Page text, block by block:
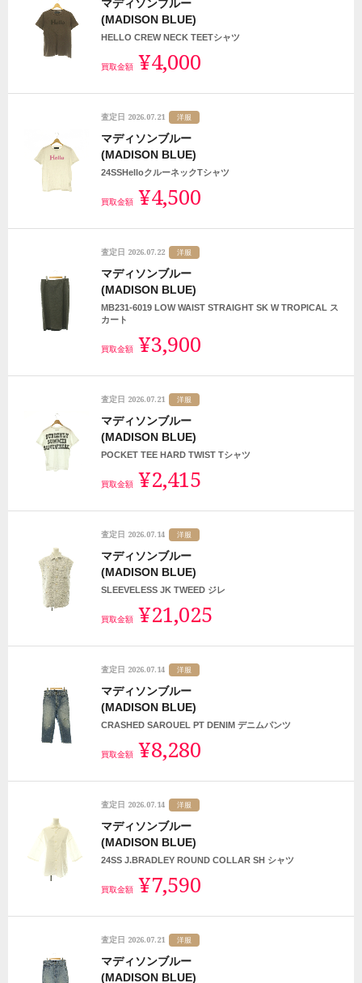
マディソンブルー
(MADISON BLUE)
HELLO CREW NECK TEETシャツ
買取金額 ¥4,000
査定日 2026.07.21 洋服
マディソンブルー
(MADISON BLUE)
24SSHelloクルーネックTシャツ
買取金額 ¥4,500
査定日 2026.07.22 洋服
マディソンブルー
(MADISON BLUE)
MB231-6019 LOW WAIST STRAIGHT SK W TROPICAL ス
カート
買取金額 ¥3,900
査定日 2026.07.21 洋服
マディソンブルー
(MADISON BLUE)
POCKET TEE HARD TWIST Tシャツ
買取金額 ¥2,415
査定日 2026.07.14 洋服
マディソンブルー
(MADISON BLUE)
SLEEVELESS JK TWEED ジレ
買取金額 ¥21,025
査定日 2026.07.14 洋服
マディソンブルー
(MADISON BLUE)
CRASHED SAROUEL PT DENIM デニムパンツ
買取金額 ¥8,280
査定日 2026.07.14 洋服
マディソンブルー
(MADISON BLUE)
24SS J.BRADLEY ROUND COLLAR SH シャツ
買取金額 ¥7,590
査定日 2026.07.21 洋服
マディソンブルー
(MADISON BLUE)